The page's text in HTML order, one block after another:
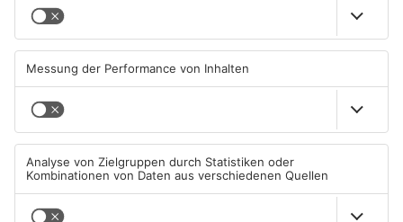
Grundschule in Freigericht
verwüstet
29.07.2026, 06:39 UHR IN MAIN-
Freigericht: Einbrecher
plündern Spielhalle
28.07.2026, 07:36 UHR IN MAIN-